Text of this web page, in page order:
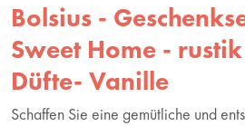
Bolsius -
Sweet Home -
Düfte- Vanille
Schaffen Sie eine gemütliche und